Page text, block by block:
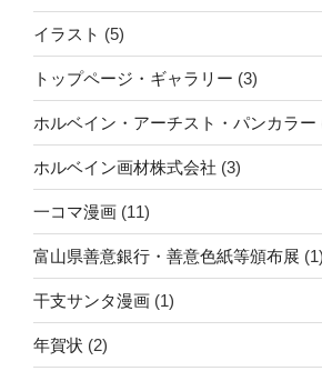
イラスト (5)
トップページ・ギャラリー (3)
ホルベイン・アーチスト・パンカラー
ホルベイン画材株式会社 (3)
一コマ漫画 (11)
富山県善意銀行・善意色紙等頒布展 (1)
干支サンタ漫画 (1)
年賀状 (2)